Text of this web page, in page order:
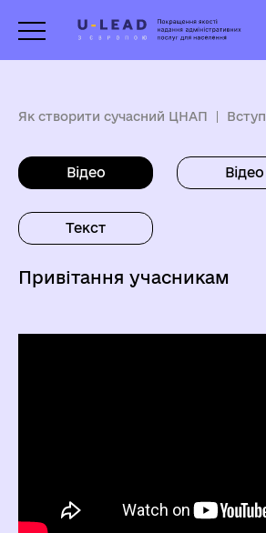
Як створити сучасний ЦНАП Вступ
Відео Відео
Текст
Привітання учасникам